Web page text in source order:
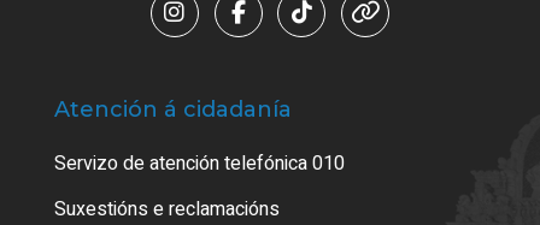
Atención á cidadanía
Servizo de atención telefónica 010
Suxestións e reclamacións